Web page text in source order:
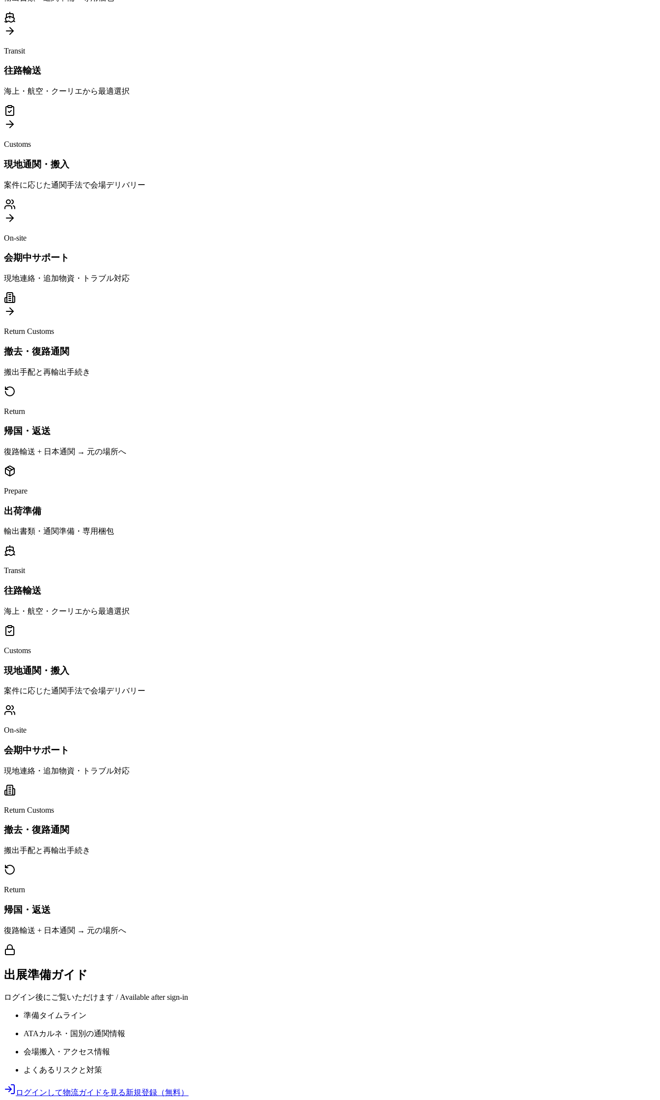
Transit
往路輸送
海上・航空・クーリエから最適選択
Customs
現地通関・搬入
案件に応じた通関手法で会場デリバリー
On-site
会期中サポート
現地連絡・追加物資・トラブル対応
Return Customs
撤去・復路通関
搬出手配と再輸出手続き
Return
帰国・返送
復路輸送 + 日本通関 → 元の場所へ
Prepare
出荷準備
輸出書類・通関準備・専用梱包
Transit
往路輸送
海上・航空・クーリエから最適選択
Customs
現地通関・搬入
案件に応じた通関手法で会場デリバリー
On-site
会期中サポート
現地連絡・追加物資・トラブル対応
Return Customs
撤去・復路通関
搬出手配と再輸出手続き
Return
帰国・返送
復路輸送 + 日本通関 → 元の場所へ
出展準備ガイド
ログイン後にご覧いただけます / Available after sign-in
準備タイムライン
ATAカルネ・国別の通関情報
会場搬入・アクセス情報
よくあるリスクと対策
ログインして物流ガイドを見る新規登録（無料）